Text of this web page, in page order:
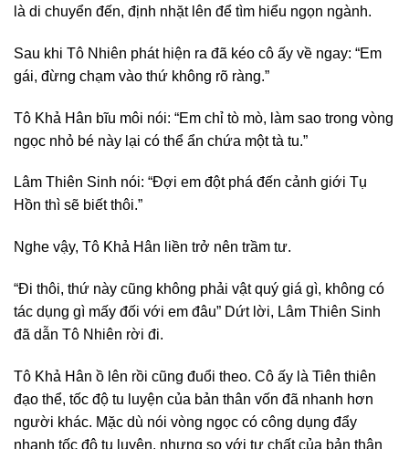
là di chuyển đến, định nhặt lên để tìm hiểu ngọn ngành.
Sau khi Tô Nhiên phát hiện ra đã kéo cô ấy về ngay: “Em
gái, đừng chạm vào thứ không rõ ràng.”
Tô Khả Hân bĩu môi nói: “Em chỉ tò mò, làm sao trong vòng
ngọc nhỏ bé này lại có thể ẩn chứa một tà tu.”
Lâm Thiên Sinh nói: “Đợi em đột phá đến cảnh giới Tụ
Hồn thì sẽ biết thôi.”
Nghe vậy, Tô Khả Hân liền trở nên trầm tư.
“Đi thôi, thứ này cũng không phải vật quý giá gì, không có
tác dụng gì mấy đối với em đâu” Dứt lời, Lâm Thiên Sinh
đã dẫn Tô Nhiên rời đi.
Tô Khả Hân ồ lên rồi cũng đuổi theo. Cô ấy là Tiên thiên
đạo thể, tốc độ tu luyện của bản thân vốn đã nhanh hơn
người khác. Mặc dù nói vòng ngọc có công dụng đẩy
nhanh tốc độ tu luyện, nhưng so với tư chất của bản thân